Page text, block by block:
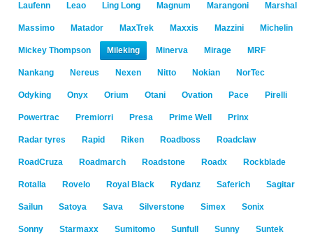
Laufenn Leao Ling Long Magnum Marangoni Marshal
Massimo Matador MaxTrek Maxxis Mazzini Michelin
Mickey Thompson Mileking Minerva Mirage MRF
Nankang Nereus Nexen Nitto Nokian NorTec
Odyking Onyx Orium Otani Ovation Pace Pirelli
Powertrac Premiorri Presa Prime Well Prinx
Radar tyres Rapid Riken Roadboss Roadclaw
RoadCruza Roadmarch Roadstone Roadx Rockblade
Rotalla Rovelo Royal Black Rydanz Saferich Sagitar
Sailun Satoya Sava Silverstone Simex Sonix
Sonny Starmaxx Sumitomo Sunfull Sunny Suntek